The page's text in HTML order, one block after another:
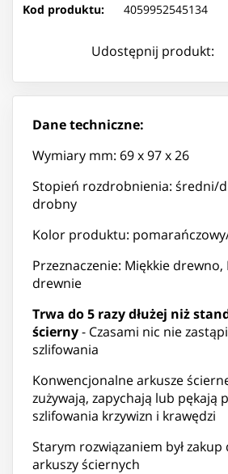
Kod produktu: 4059952545134
Udostępnij produkt:
Dane techniczne:
Wymiary mm: 69 x 97 x 26
Stopień rozdrobnienia: średni/
drobny
Kolor produktu:
Przeznaczenie: Miękkie drewno,
drewnie
Trwa do 5 razy dłużej niż
ścierny- Czasami nic nie
szlifowania
Konwencjonalne arkusze
zużywają, zapychają lub pękają
szlifowania krzywizn i krawędzi
Starym rozwiązaniem był zakup
arkuszy ściernych